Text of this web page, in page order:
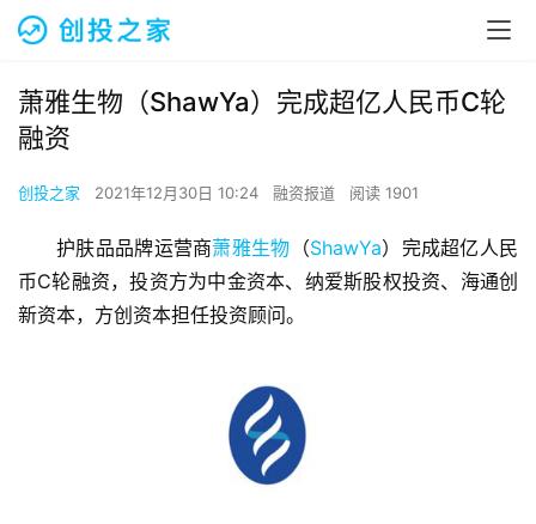
萧雅生物（ShawYa）完成超亿人民币C轮
融资
创投之家 2021年12月30日 10:24 融资报道 阅读 1901
护肤品品牌运营商萧雅生物 （ShawYa）完成超亿人民
币C轮融资，投资方为中金资本、纳爱斯股权投资、海通创
新资本，方创资本担任投资顾问。